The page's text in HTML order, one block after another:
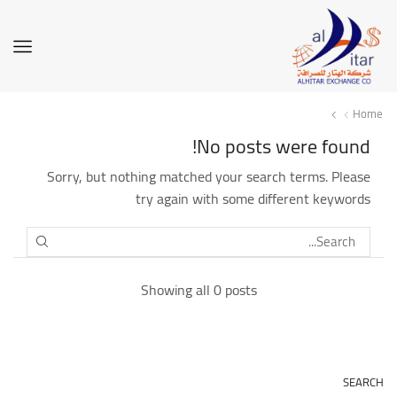
Home
No posts were found!
Sorry, but nothing matched your search terms. Please
try again with some different keywords
SEARCH
Showing all 0 posts
SEARCH